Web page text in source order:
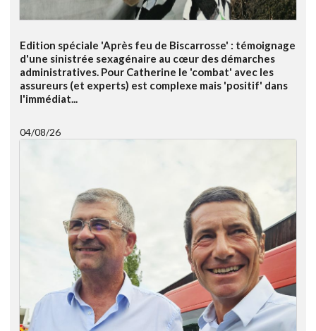
Edition spéciale 'Après feu de Biscarrosse' : témoignage
d'une sinistrée sexagénaire au cœur des démarches
administratives. Pour Catherine le 'combat' avec les
assureurs (et experts) est complexe mais 'positif' dans
l'immédiat...
04/08/26